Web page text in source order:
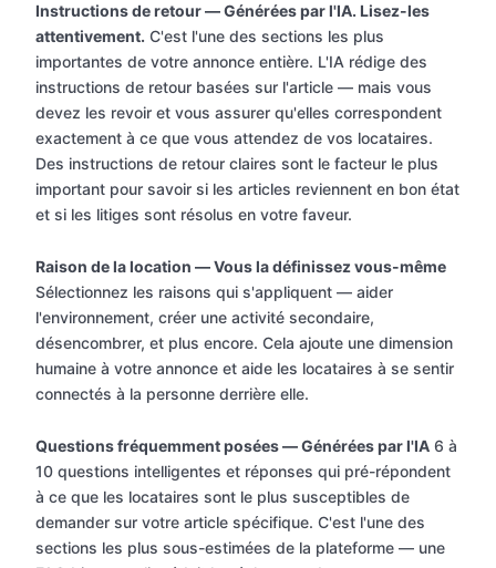
Instructions de retour — Générées par l'IA. Lisez-les
attentivement. C'est l'une des sections les plus
importantes de votre annonce entière. L'IA rédige des
instructions de retour basées sur l'article — mais vous
devez les revoir et vous assurer qu'elles correspondent
exactement à ce que vous attendez de vos locataires.
Des instructions de retour claires sont le facteur le plus
important pour savoir si les articles reviennent en bon état
et si les litiges sont résolus en votre faveur.
Raison de la location — Vous la définissez vous-même
Sélectionnez les raisons qui s'appliquent — aider
l'environnement, créer une activité secondaire,
désencombrer, et plus encore. Cela ajoute une dimension
humaine à votre annonce et aide les locataires à se sentir
connectés à la personne derrière elle.
Questions fréquemment posées — Générées par l'IA 6 à
10 questions intelligentes et réponses qui pré-répondent
à ce que les locataires sont le plus susceptibles de
demander sur votre article spécifique. C'est l'une des
sections les plus sous-estimées de la plateforme — une